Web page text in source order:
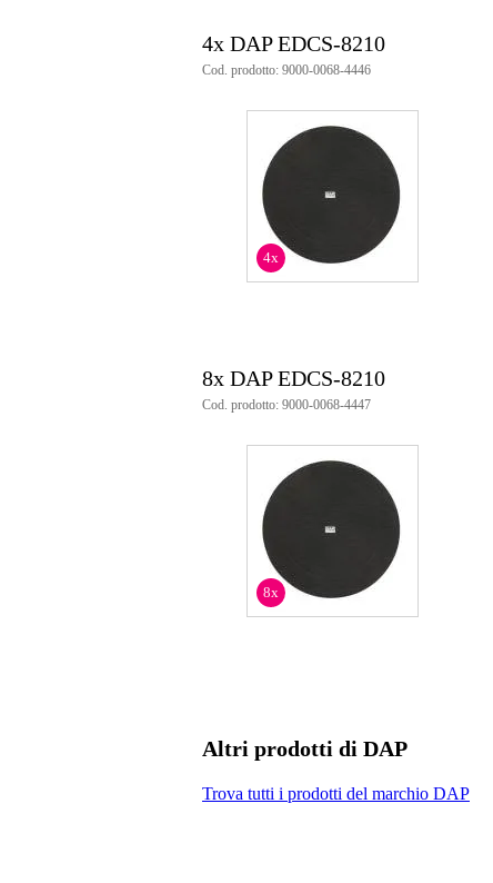
foro di montaggio: 210 millimetri
peso: 1 chilogrammo
dimensioni: 232 x 90 millimetri
4x DAP EDCS-8210
Cod. prodotto: 9000-0068-4446
4x
8x DAP EDCS-8210
Cod. prodotto: 9000-0068-4447
8x
Altri prodotti di DAP
Trova tutti i prodotti del marchio DAP